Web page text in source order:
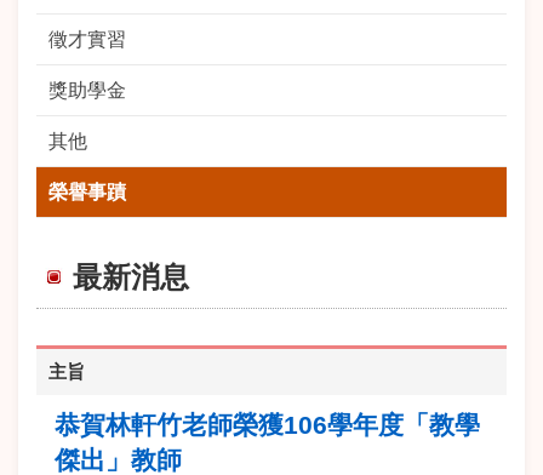
徵才實習
獎助學金
其他
榮譽事蹟
最新消息
主旨
恭賀林軒竹老師榮獲106學年度「教學
傑出」教師